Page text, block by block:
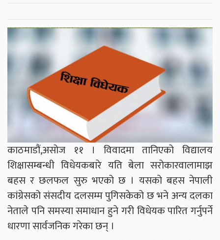
काठमाडौं,असोज ११ । विवादमा तानिएको विद्यालय
शिक्षासम्बन्धी विधेयकबारे यति बेला सरोकारवालामाझ
बहस र छलफल सुरु भएको छ । यसको बहस नेपाली
कांग्रेसको संसदीय दलसम्म पुगिसकेको छ भने अन्य दलका
नेताले पनि समस्या समाधान हुने गरी विधेयक पारित गर्नुपर्ने
धारणा सार्वजनिक गरेका छन् ।